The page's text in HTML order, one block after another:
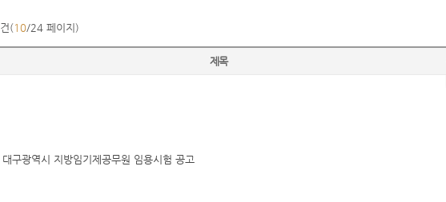
건(10/24 페이지)
제목
대구광역시 지방임기제공무원 임용시험 공고